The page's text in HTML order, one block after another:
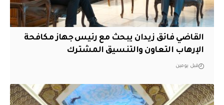
القاضي فائق زيدان يبحث مع رئيس جهاز مكافحة
الإرهاب التعاون والتنسيق المشترك
قبل يومين